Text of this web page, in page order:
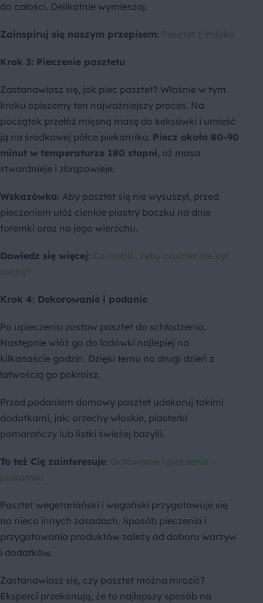
do całości. Delikatnie wymieszaj.
Zainspiruj się naszym przepisem: Pasztet z indyka
Krok 3: Pieczenie pasztetu
Zastanawiasz się, jak piec pasztet? Właśnie w tym
kroku opiszemy ten najważniejszy proces. Na
początek przełóż mięsną masę do keksówki i umieść
ją na środkowej półce piekarnika. Piecz około 80-90
minut w temperaturze 180 stopni, aż masa
stwardnieje i zbrązowieje.
Wskazówka: Aby pasztet się nie wysuszył, przed
pieczeniem ułóż cienkie plastry boczku na dnie
foremki oraz na jego wierzchu.
Dowiedz się więcej: Co zrobić, żeby pasztet nie był
suchy?
Krok 4: Dekorowanie i podanie
Po upieczeniu zostaw pasztet do schłodzenia.
Następnie włóż go do lodówki najlepiej na
kilkanaście godzin. Dzięki temu na drugi dzień z
łatwością go pokroisz.
Przed podaniem domowy pasztet udekoruj takimi
dodatkami, jak: orzechy włoskie, plasterki
pomarańczy lub listki świeżej bazylii.
To też Cię zainteresuje: Gotowanie i pieczenie –
piekarniki
Pasztet wegetariański i wegański przygotowuje się
na nieco innych zasadach. Sposób pieczenia i
przygotowania produktów zależy od doboru warzyw
i dodatków.
Zastanawiasz się, czy pasztet można mrozić?
Eksperci przekonują, że to najlepszy sposób na